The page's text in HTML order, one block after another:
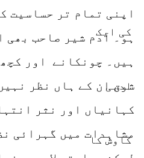
اپنی تمام تر حساسیت
ہو۔ آدم شیر صاحب بھی
ہیں۔ چونکانے اور
شوق ان کے ہاں نظر
کہانیاں اور نثر
مشاہدات میں گہرائی